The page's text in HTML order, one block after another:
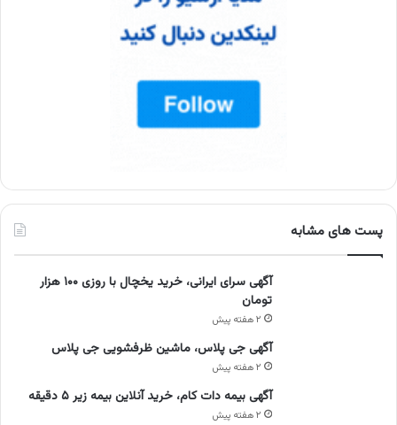
پست های مشابه
آگهی سرای ایرانی، خرید یخچال با روزی ۱۰۰ هزار
تومان
۲ هفته پیش
آگهی جی پلاس، ماشین ظرفشویی جی پلاس
۲ هفته پیش
آگهی بیمه دات کام، خرید آنلاین بیمه زیر ۵ دقیقه
۲ هفته پیش